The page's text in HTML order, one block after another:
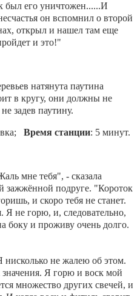
был его уничтожен......И
он вспомнил о второй
открыл и нашел там еще
и это!"
натянута паутина
в кругу, они должны не
задев паутину.
Время станции: 5 минут.
мне тебя", - сказала
зажжённой подруге. "Короток
и скоро тебя не станет.
Я не горю, и, следовательно,
боку и проживу очень долго.
не жалею об этом.
Я горю и воск мой
множество других свечей, и